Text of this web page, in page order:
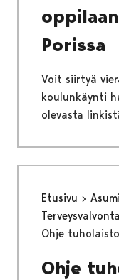
Porissa
Voit siirtyä
koulunkäynti
olevasta
Etusivu
Terveysvalvonta
Ohje
Ohje